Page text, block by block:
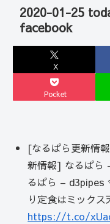
2020-01-25
facebook
X
Pocket
[なるぱら更新情
新情報] なるぱら
るぱら – d3pipes
り定食はミック
https://t.co/